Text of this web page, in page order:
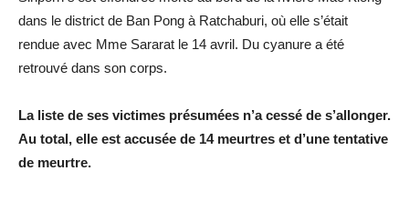
dans le district de Ban Pong à Ratchaburi, où elle s’était
rendue avec Mme Sararat le 14 avril. Du cyanure a été
retrouvé dans son corps.
La liste de ses victimes présumées n’a cessé de s’allonger.
Au total, elle est accusée de 14 meurtres et d’une tentative
de meurtre.